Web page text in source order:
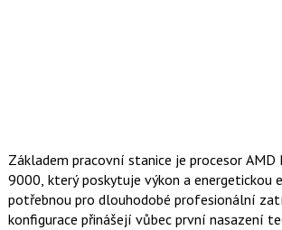
Základem pracovní stanice je procesor AMD
9000, který poskytuje výkon a energetickou
potřebnou pro dlouhodobé profesionální
konfigurace přinášejí vůbec první nasazení